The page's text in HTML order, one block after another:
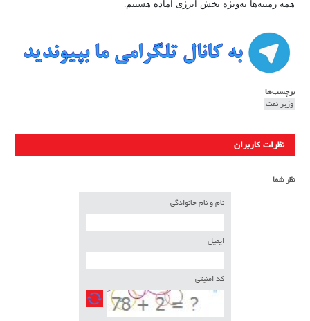
همه زمینه‌ها به‌ویژه بخش انرژی آماده هستیم.
برچسب‌ها
وزیر نفت
نظرات کاربران
نظر شما
نام و نام خانوادگی
ایمیل
کد امنیتی